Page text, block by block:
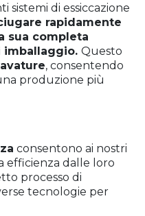
sistemi di essiccazione
rapidamente
sua completa
imballaggio. Questo
, consentendo
produzione più
consentono ai nostri
efficienza dalle loro
processo di
tecnologie per